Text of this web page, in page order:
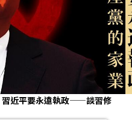
習近平要永遠執政——談習修